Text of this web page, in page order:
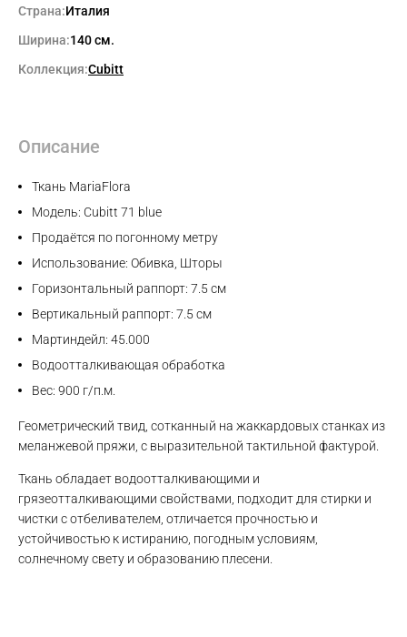
Страна:Италия
Ширина:140 см.
Коллекция:Cubitt
Описание
Ткань MariaFlora
Модель: Cubitt 71 blue
Продаётся по погонному метру
Использование: Обивка, Шторы
Горизонтальный раппорт: 7.5 см
Вертикальный раппорт: 7.5 см
Мартиндейл: 45.000
Водоотталкивающая обработка
Вес: 900 г/п.м.
Геометрический твид, сотканный на жаккардовых станках из
меланжевой пряжи, с выразительной тактильной фактурой.
Ткань обладает водоотталкивающими и
грязеотталкивающими свойствами, подходит для стирки и
чистки с отбеливателем, отличается прочностью и
устойчивостью к истиранию, погодным условиям,
солнечному свету и образованию плесени.
Max